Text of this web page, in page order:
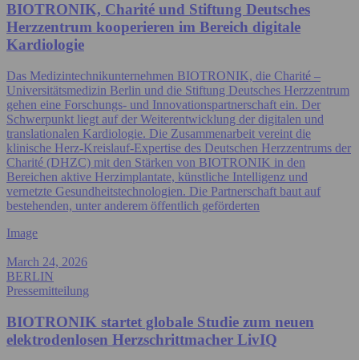
BIOTRONIK, Charité und Stiftung Deutsches
Herzzentrum kooperieren im Bereich digitale
Kardiologie
Das Medizintechnikunternehmen BIOTRONIK, die Charité –
Universitätsmedizin Berlin und die Stiftung Deutsches Herzzentrum
gehen eine Forschungs- und Innovationspartnerschaft ein. Der
Schwerpunkt liegt auf der Weiterentwicklung der digitalen und
translationalen Kardiologie. Die Zusammenarbeit vereint die
klinische Herz-Kreislauf-Expertise des Deutschen Herzzentrums der
Charité (DHZC) mit den Stärken von BIOTRONIK in den
Bereichen aktive Herzimplantate, künstliche Intelligenz und
vernetzte Gesundheitstechnologien. Die Partnerschaft baut auf
bestehenden, unter anderem öffentlich geförderten
Image
March 24, 2026
BERLIN
Pressemitteilung
BIOTRONIK startet globale Studie zum neuen
elektrodenlosen Herzschrittmacher LivIQ